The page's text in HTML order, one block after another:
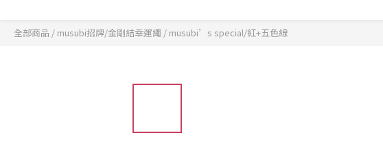
全部商品 / musubi招牌/金剛結幸運繩 / musubi’s special/紅+五色線